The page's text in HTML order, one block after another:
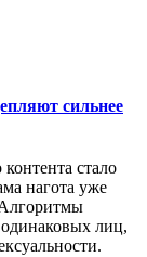
сильнее
стало
нагота уже
Алгоритмы
лиц,